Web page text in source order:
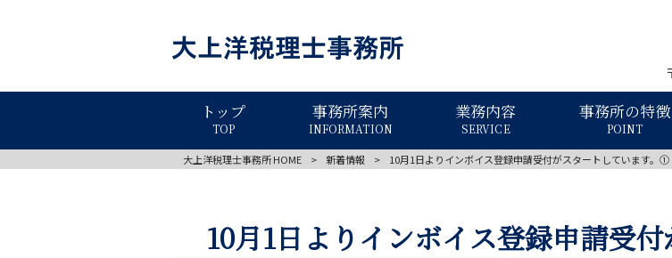
トップ
TOP
事務所案内
INFORMATION
業務内容
SERVICE
事務所の特徴
POINT
大上洋税理士事務所 HOME > 新着情報 > 10月1日よりインボイス登録申請受付がスタートしています。①
10月1日よりインボイス登録申請受